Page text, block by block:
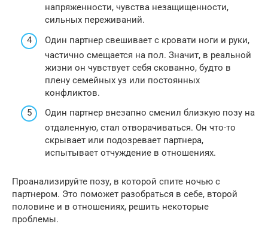
напряженности, чувства незащищенности,
сильных переживаний.
Один партнер свешивает с кровати ноги и руки,
частично смещается на пол. Значит, в реальной
жизни он чувствует себя скованно, будто в
плену семейных уз или постоянных
конфликтов.
Один партнер внезапно сменил близкую позу на
отдаленную, стал отворачиваться. Он что-то
скрывает или подозревает партнера,
испытывает отчуждение в отношениях.
Проанализируйте позу, в которой спите ночью с
партнером. Это поможет разобраться в себе, второй
половине и в отношениях, решить некоторые
проблемы.